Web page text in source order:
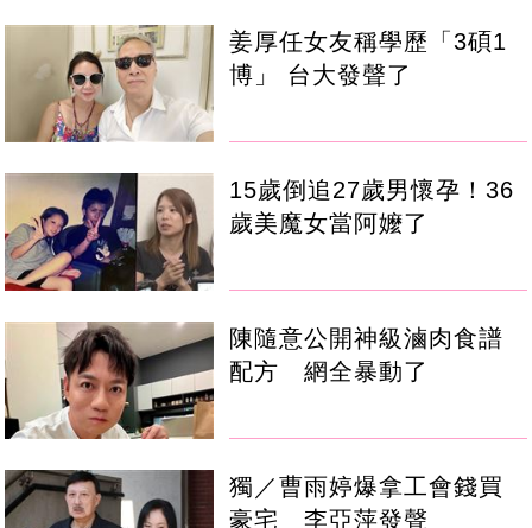
姜厚任女友稱學歷「3碩1
博」 台大發聲了
15歲倒追27歲男懷孕！36
歲美魔女當阿嬤了
陳隨意公開神級滷肉食譜
配方 網全暴動了
獨／曹雨婷爆拿工會錢買
豪宅 李亞萍發聲